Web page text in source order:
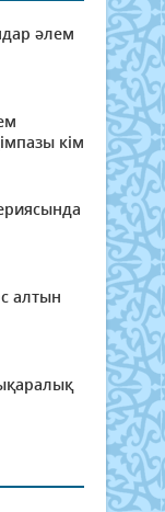
әлем
кім
алтын